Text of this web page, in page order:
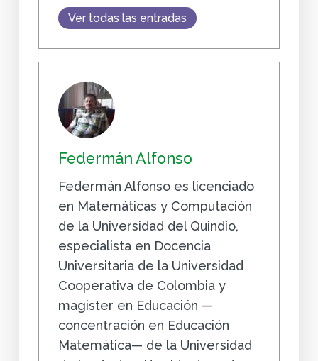
Ver todas las entradas
Federmán Alfonso
Federmán Alfonso es licenciado
en Matemáticas y Computación
de la Universidad del Quindío,
especialista en Docencia
Universitaria de la Universidad
Cooperativa de Colombia y
magister en Educación —
concentración en Educación
Matemática— de la Universidad